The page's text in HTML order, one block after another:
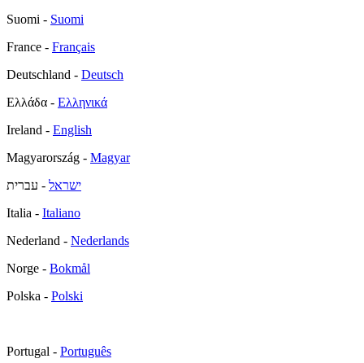
Suomi - Suomi
France - Français
Deutschland - Deutsch
Ελλάδα - Ελληνικά
Ireland - English
Magyarország - Magyar
ישראל - עברית
Italia - Italiano
Nederland - Nederlands
Norge - Bokmål
Polska - Polski
Portugal - Português